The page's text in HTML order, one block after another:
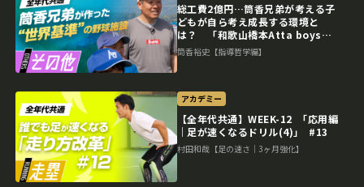
総工費2億円…筒香兄弟が考える子
どもが自ら考え成長する環境と
は？ 「和歌山橋本Atta boys」
の挑戦
筒香裕史【指導哲学編】
アカデミー
【全年代共通】WEEK-12 ｢応用編
｜足が速くなるドリル(4)｣ #13
村田和哉【足の速さ｜3ヶ月強化】